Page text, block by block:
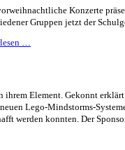
Konzerte
Gruppen jetzt der
…
Element. Gekonnt
Lego-Mindstorms-
werden konnten. Der